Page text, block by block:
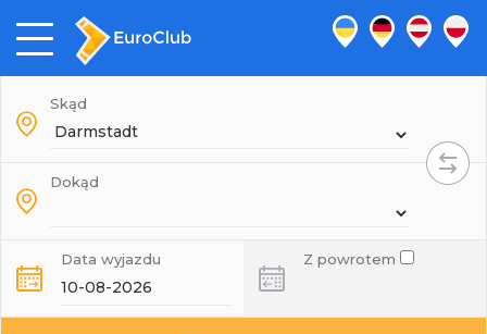
Skąd
Dokąd
Data wyjazdu Z powrotem